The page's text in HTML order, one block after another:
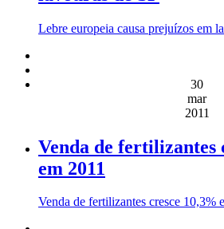
Lebre europeia causa prejuízos em
30
mar
2011
Venda de fertilizantes
em 2011
Venda de fertilizantes cresce 10,3%